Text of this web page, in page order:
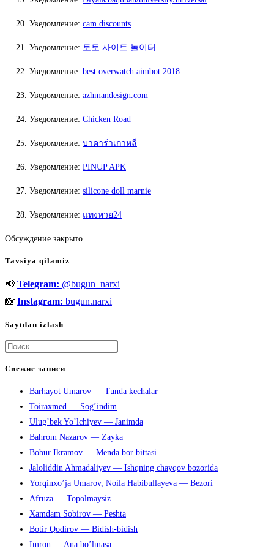
Уведомление: cam discounts
Уведомление: 토토 사이트 놀이터
Уведомление: best overwatch aimbot 2018
Уведомление: azhmandesign.com
Уведомление: Chicken Road
Уведомление: บาคาร่าเกาหลี
Уведомление: PINUP APK
Уведомление: silicone doll marnie
Уведомление: แทงหวย24
Обсуждение закрыто.
Tavsiya qilamiz
📢 Telegram: @bugun_narxi
📸 Instagram: bugun.narxi
Saytdan izlash
чтобы
панель
поиска.
Свежие записи
Barhayot Umarov — Tunda kechalar
Toiraxmed — Sog’indim
Ulug’bek Yo’lchiyev — Janimda
Bahrom Nazarov — Zayka
Bobur Ikramov — Menda bor bittasi
Jaloliddin Ahmadaliyev — Ishqning chayqov bozorida
Yorqinxo’ja Umarov, Noila Habibullayeva — Bezori
Afruza — Topolmaysiz
Xamdam Sobirov — Peshta
Botir Qodirov — Bidish-bidish
Imron — Ana bo’lmasa